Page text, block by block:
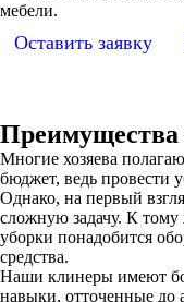
мебели.
Оставить заявку
Многие хозяева
бюджет, ведь провести
Однако, на первый
сложную задачу. К тому
уборки понадобится
средства.
Наши клинеры имеют
навыки, отточенные до